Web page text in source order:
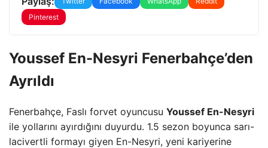
Pinterest
Youssef En-Nesyri Fenerbahçe’den
Ayrıldı
Fenerbahçe, Faslı forvet oyuncusu Youssef En-Nesyri
ile yollarını ayırdığını duyurdu. 1.5 sezon boyunca sarı-
lacivertli formayı giyen En-Nesyri, yeni kariyerine